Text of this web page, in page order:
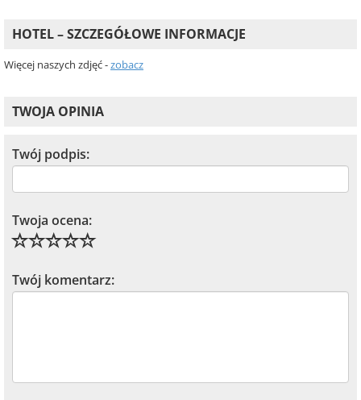
HOTEL – SZCZEGÓŁOWE INFORMACJE
Więcej naszych zdjęć -zobacz
TWOJA OPINIA
Twój podpis:
Twoja ocena:
Twój komentarz: